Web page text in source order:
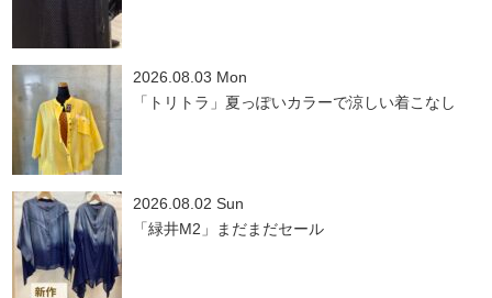
2026.08.03 Mon
「トリトラ」夏っぽいカラーで涼しい着こなし
2026.08.02 Sun
「緑井M2」まだまだセール